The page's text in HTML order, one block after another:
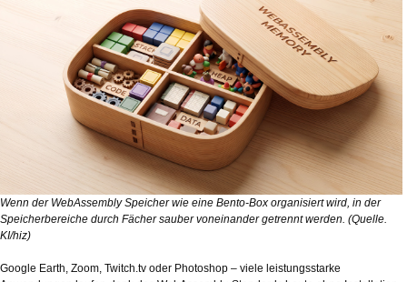
Wenn der WebAssembly Speicher wie eine Bento-Box organisiert wird, in der
Speicherbereiche durch Fächer sauber voneinander getrennt werden. (Quelle.
KI/hiz)
Google Earth, Zoom, Twitch.tv oder Photoshop – viele leistungsstarke